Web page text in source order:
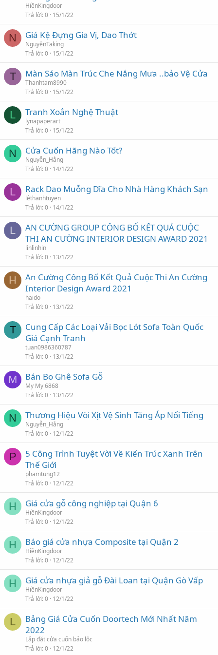
HiềnKingdoor
Trả lời 0 15/1/22
N Giá Kệ Đựng Gia Vị, Dao Thớt
NguyênTaking
Trả lời 0 15/1/22
T Màn Sáo Màn Trúc Che Nắng Mưa ..bảo Vệ Cửa
Thanhtam8990
Trả lời 0 15/1/22
L Tranh Xoắn Nghệ Thuật
lynapaperart
Trả lời 0 15/1/22
N Cửa Cuốn Hãng Nào Tốt?
Nguyễn_Hằng
Trả lời 0 14/1/22
L Rack Dao Muỗng Dĩa Cho Nhà Hàng Khách Sạn
lêthanhtuyen
Trả lời 0 14/1/22
L
AN CƯỜNG GROUP CÔNG BỐ KẾT QUẢ CUỘC
THI AN CƯỜNG INTERIOR DESIGN AWARD 2021
linlinhin
Trả lời 0 13/1/22
H
An Cường Công Bố Kết Quả Cuộc Thi An Cường
Interior Design Award 2021
haido
Trả lời 0 13/1/22
T
Cung Cấp Các Loại Vải Bọc Lót Sofa Toàn Quốc
Giá Cạnh Tranh
tuan0986360787
Trả lời 0 13/1/22
M Bán Bo Ghê Sofa Gỗ
My My 6868
Trả lời 0 13/1/22
N Thương Hiệu Vòi Xịt Vệ Sinh Tăng Áp Nổi Tiếng
Nguyễn_Hằng
Trả lời 0 12/1/22
P
5 Công Trình Tuyệt Vời Về Kiến Trúc Xanh Trên
Thế Giới
phamtung12
Trả lời 0 12/1/22
H Giá cửa gỗ công nghiệp tại Quận 6
HiềnKingdoor
Trả lời 0 12/1/22
H Báo giá cửa nhựa Composite tại Quận 2
HiềnKingdoor
Trả lời 0 12/1/22
H Giá cửa nhựa giả gỗ Đài Loan tại Quận Gò Vấp
HiềnKingdoor
Trả lời 0 12/1/22
L
Bảng Giá Cửa Cuốn Doortech Mới Nhất Năm
2022
Lắp đặt cửa cuốn bảo lộc
Trả lời 0 12/1/22